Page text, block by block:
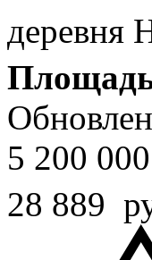
деревня
5 200 000
28 889